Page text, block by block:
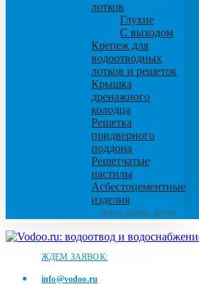
лотков
Глухие
С выходом
Крепеж для
водоотводных
лотков и решеток
Крышка
дренажного
колодца
Решетка
придверного
поддона
Решетчатые
настилы
Асбестоцементные
изделия
Листы, плиты, трубы
ЖДЕМ ЗАЯВОК:
info@vodoo.ru